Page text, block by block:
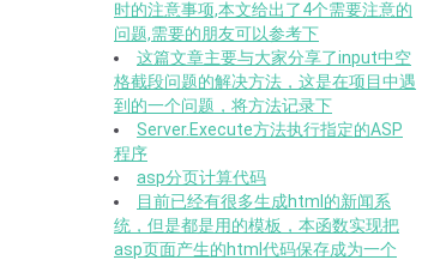
时的注意事项,本文给出了4个需要注意的
问题,需要的朋友可以参考下
这篇文章主要与大家分享了input中空
格截段问题的解决方法，这是在项目中遇
到的一个问题，将方法记录下
Server.Execute方法执行指定的ASP
程序
asp分页计算代码
目前已经有很多生成html的新闻系
统，但是都是用的模板，本函数实现把
asp页面产生的html代码保存成为一个